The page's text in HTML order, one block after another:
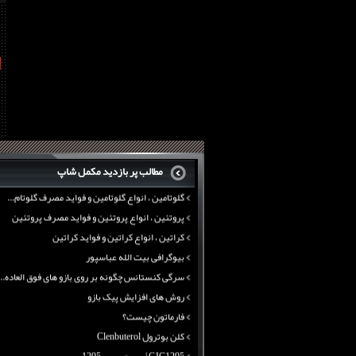
مطالب پر بازدید مکمل شاپ
بیوگرافی علی تبریزی
منابع پروتئینی غیر گوشتی
آرژنین ، فواید آرژنین و نقش آرژنین در بدن
گلوتامین ، انواع گلوتامین و فواید مصرف گلوتام...
پروتئین ، انواع پروتئین و فواید مصرف پروتئین
کراتین ، انواع کراتین و فواید کراتین
بیوگرافی بیت الله عباسپور
سرگی کنستانس چگونه بر روی بازو های فوق
روش های افزایش پیک بازو
فارماتون چیست؟
کلن بوترول Clenbuterol